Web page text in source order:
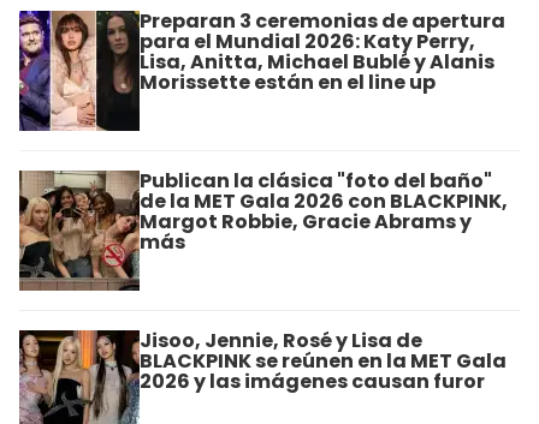
Preparan 3 ceremonias de apertura
para el Mundial 2026: Katy Perry,
Lisa, Anitta, Michael Bublé y Alanis
Morissette están en el line up
Publican la clásica "foto del baño"
de la MET Gala 2026 con BLACKPINK,
Margot Robbie, Gracie Abrams y
más
Jisoo, Jennie, Rosé y Lisa de
BLACKPINK se reúnen en la MET Gala
2026 y las imágenes causan furor